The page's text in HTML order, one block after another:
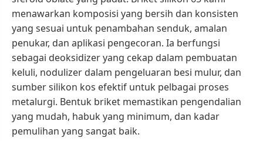
menawarkan komposisi yang bersih dan konsisten
yang sesuai untuk penambahan senduk, amalan
penukar, dan aplikasi pengecoran. Ia berfungsi
sebagai deoksidizer yang cekap dalam pembuatan
keluli, nodulizer dalam pengeluaran besi mulur, dan
sumber silikon kos efektif untuk pelbagai proses
metalurgi. Bentuk briket memastikan pengendalian
yang mudah, habuk yang minimum, dan kadar
pemulihan yang sangat baik.